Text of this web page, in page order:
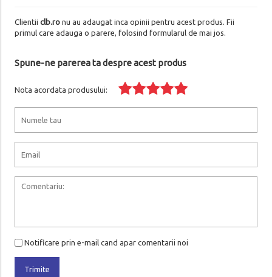
Clientii clb.ronu au adaugat inca opinii pentru acest produs. Fii
primul care adauga o parere, folosind formularul de mai jos.
Spune-ne parerea ta despre acest produs
Nota acordata produsului:
Notificare prin e-mail cand apar comentarii noi
Trimite